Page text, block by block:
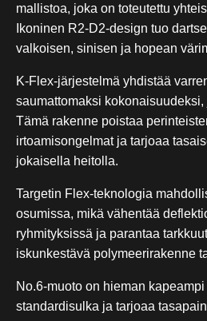
mallistoa, joka on toteutettu
Ikoninen R2-D2-design tuo
valkoisen, sinisen ja hopean
K-Flex-järjestelmä yhdistää
saumattomaksi
Tämä rakenne poistaa
irtoamisongelmat ja tarjoaa
jokaisella heitolla.
Targetin Flex-teknologia
osumissa, mikä vähentää
ryhmityksissä ja parantaa
iskunkestävä polymeerirakenne
No.6-muoto on hieman
standardisulka ja tarjoaa